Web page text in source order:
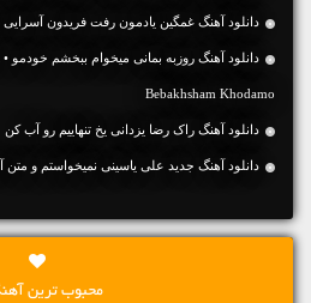
دانلود آهنگ غمگین یادمون رفت فریدون آسرایی
Bebakhsham Khodamo
دانلود آهنگ راک رضا یزدانی یخ تنهاییم رو آب کن
دانلود آهنگ جديد علی یاسینی نمیخواستم و متن
محبوب ترین